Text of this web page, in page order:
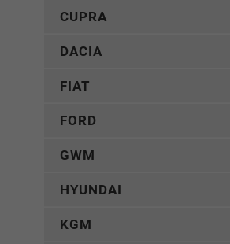
CUPRA
DACIA
FIAT
FORD
GWM
HYUNDAI
KGM